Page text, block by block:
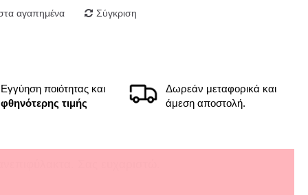
αγαπημένα Σύγκριση
Εγγύηση ποιότητας και
φθηνότερης τιμής
Δωρεάν μεταφορικά και
άμεση αποστολή.